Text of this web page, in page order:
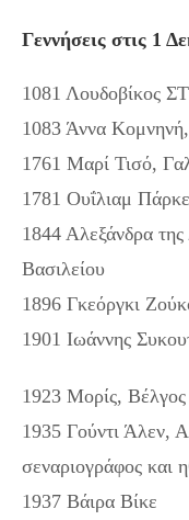
Γεννήσεις στις 1
1081 Λουδοβίκος
1083 Άννα Κομνηνή,
1761 Μαρί Τισό,
1781 Ουΐλιαμ
1844 Αλεξάνδρα
Βασιλείου
1896 Γκεόργκι
1901 Ιωάννης
1923 Μορίς, Βέλγος
1935 Γούντι Άλεν,
σεναριογράφος και
1937 Βάιρα Βίκε